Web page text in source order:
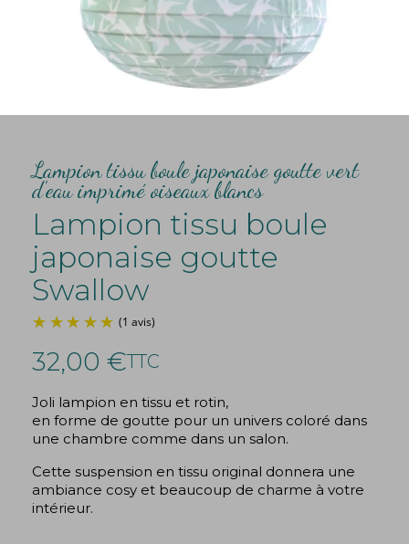
Lampion tissu boule japonaise goutte vert
d'eau imprimé oiseaux blancs
Lampion tissu boule
japonaise goutte
Swallow
(1 avis)
32,00 €TTC
Joli lampion en tissu et rotin,
en forme de goutte pour un univers coloré dans
une chambre comme dans un salon.
Cette suspension en tissu original donnera une
ambiance cosy et beaucoup de charme à votre
intérieur.